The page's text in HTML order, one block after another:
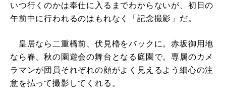
いつ行くのかは奉仕に入るまでわからないが、初日の
午前中に行われるのはもれなく「記念撮影」だ。
皇居なら二重橋前、伏見櫓をバックに。赤坂御用地
なら春、秋の園遊会の舞台となる庭園で。専属のカメ
ラマンが団員それぞれの顔がよく見えるよう細心の注
意を払って撮影してくれる。